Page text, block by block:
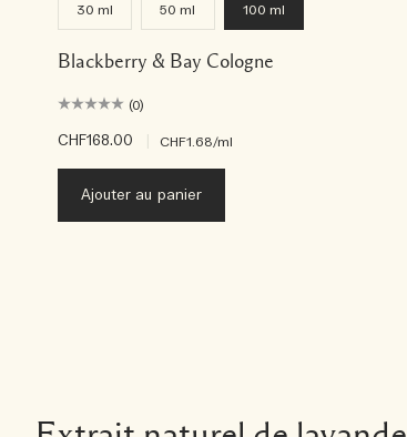
30 ml 50 ml 100 ml
Blackberry & Bay Cologne
(0)
CHF168.00 CHF1.68/ml
Ajouter au panier